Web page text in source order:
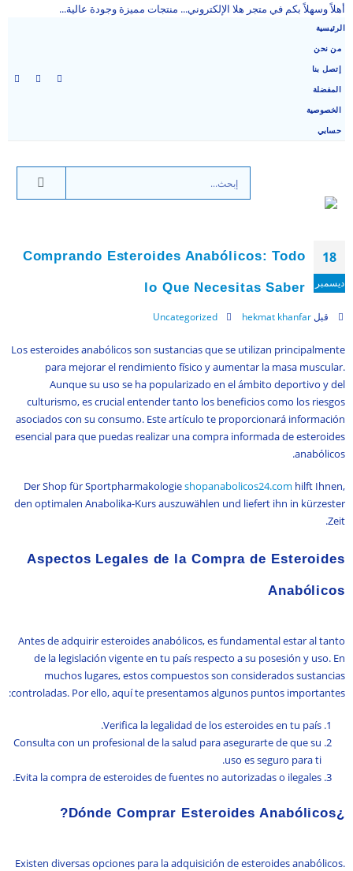
أهلاً وسهلاً بكم في متجر هلا الإلكتروني... منتجات مميزة وجودة عالية...
الرئيسية
من نحن
إتصل بنا
المفضلة
الخصوصية
حسابي
18
ديسمبر
Comprando Esteroides Anabólicos: Todo
lo Que Necesitas Saber
قبل hekmat khanfar
Uncategorized
Los esteroides anabólicos son sustancias que se utilizan principalmente
para mejorar el rendimiento físico y aumentar la masa muscular.
Aunque su uso se ha popularizado en el ámbito deportivo y del
culturismo, es crucial entender tanto los beneficios como los riesgos
asociados con su consumo. Este artículo te proporcionará información
esencial para que puedas realizar una compra informada de esteroides
anabólicos.
Der Shop für Sportpharmakologieshopanabolicos24.com hilft Ihnen,
den optimalen Anabolika-Kurs auszuwählen und liefert ihn in kürzester
Zeit.
Aspectos Legales de la Compra de Esteroides
Anabólicos
Antes de adquirir esteroides anabólicos, es fundamental estar al tanto
de la legislación vigente en tu país respecto a su posesión y uso. En
muchos lugares, estos compuestos son considerados sustancias
controladas. Por ello, aquí te presentamos algunos puntos importantes:
Verifica la legalidad de los esteroides en tu país.
Consulta con un profesional de la salud para asegurarte de que su
uso es seguro para ti.
Evita la compra de esteroides de fuentes no autorizadas o ilegales.
¿Dónde Comprar Esteroides Anabólicos?
Existen diversas opciones para la adquisición de esteroides anabólicos.